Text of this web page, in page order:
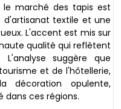
le marché des tapis est
textile et une
L'accent est mis sur
qualité qui reflètent
suggère que
et de l'hôtellerie,
décoration opulente,
ces régions.